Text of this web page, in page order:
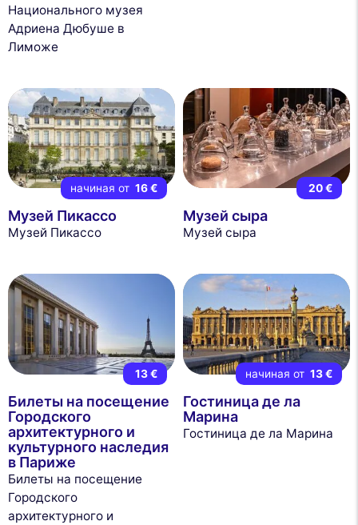
Национального музея
Адриена Дюбуше в
Лиможе
начиная от 16 €
Музей Пикассо
Музей Пикассо
20 €
Музей сыра
Музей сыра
13 €
Билеты на посещение
Городского
архитектурного и
культурного наследия
в Париже
Билеты на посещение
Городского
архитектурного и
начиная от 13 €
Гостиница де ла
Марина
Гостиница де ла Марина